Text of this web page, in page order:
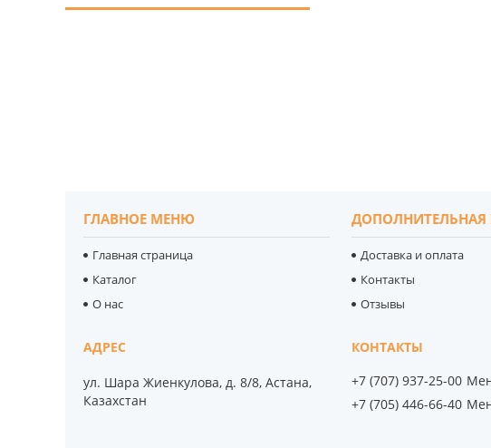
ГЛАВНОЕ МЕНЮ
Главная страница
Каталог
О нас
Доставка и оплата
Контакты
Отзывы
ул. Шара Жиенкулова, д. 8/8, Астана,
Казахстан
+7 (707) 937-25-00
+7 (705) 446-66-40